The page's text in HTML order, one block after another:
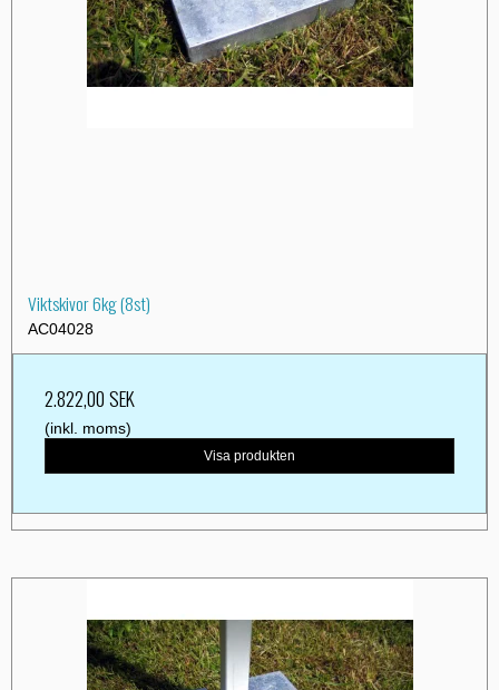
Viktskivor 6kg (8st)
AC04028
2.822,00 SEK
(inkl. moms)
Visa produkten